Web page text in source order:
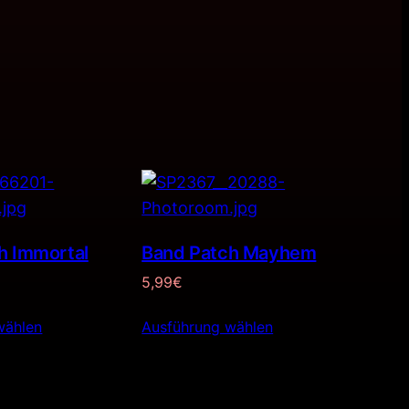
Immortal Band Patch Mayhem
5,99€
Ausführung wählen